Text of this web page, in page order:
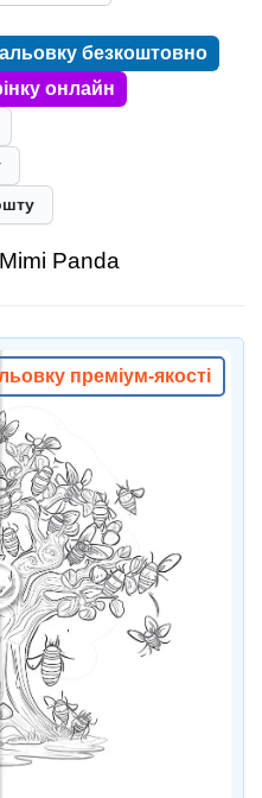
безкоштовно
онлайн
Panda
преміум-якості